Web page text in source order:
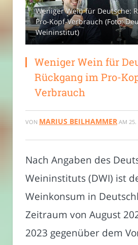
Weniger Wein für Deutsche:
Pro-Kopf-Verbrauch (Foto:
Weininstitut)
Weniger Wein für
Rückgang im Pro-
Verbrauch
VON MARIUS BEILHAMMER AM 25.
Nach Angaben des
Weininstituts (DWI) ist
Weinkonsum in
Zeitraum von August
2023 gegenüber dem